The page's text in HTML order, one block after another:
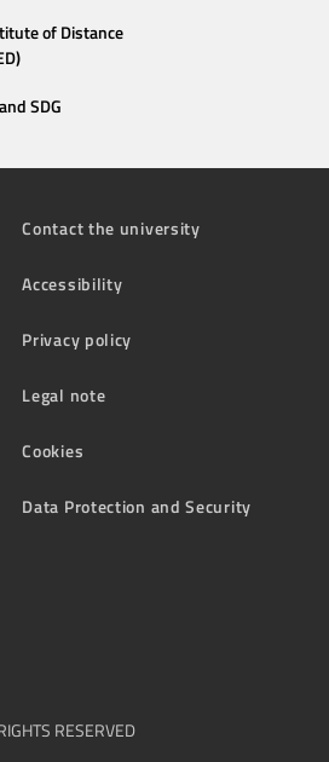
of Distance
SDG
Contact the university
Accessibility
Privacy policy
Legal note
Cookies
Data Protection and Security
RESERVED